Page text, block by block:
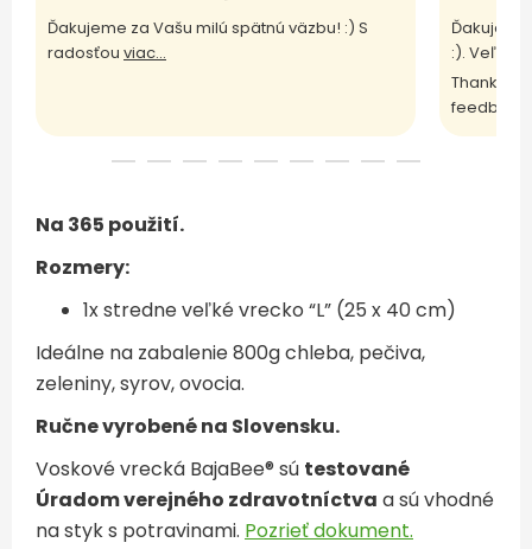
Ďakujeme za Vašu milú spätnú väzbu! :) S
radosťou viac...
:). Veľm
Thank
feedback
Na 365 použití.
Rozmery:
1x stredne veľké vrecko “L” (25 x 40 cm)
Ideálne na zabalenie 800g chleba, pečiva,
zeleniny, syrov, ovocia.
Ručne vyrobené na Slovensku.
Voskové vrecká BajaBee® sú testované
Úradom verejného zdravotníctva a sú vhodné
na styk s potravinami. Pozrieť dokument.